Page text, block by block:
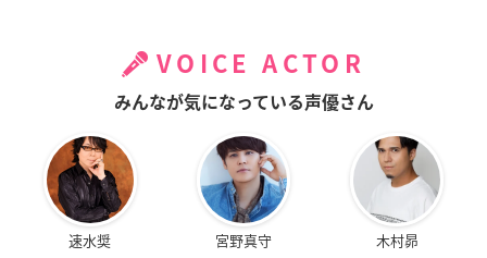
VOICE ACTOR
みんなが気になっている声優さん
速水奨 宮野真守 木村昴